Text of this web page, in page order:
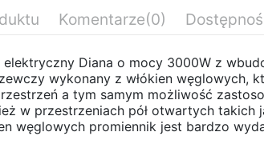
Komentarze(0)
Diana o mocy 3000W z
wykonany z włókien węglowych,
a tym samym możliwość
w przestrzeniach pół otwartych
węglowych promiennik jest bardzo